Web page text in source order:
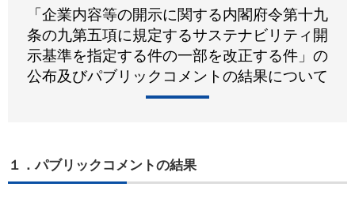
「企業内容等の開示に関する内閣府令第十九
条の九第五項に規定するサステナビリティ開
示基準を指定する件の一部を改正する件」の
公布及びパブリックコメントの結果について
１．パブリックコメントの結果